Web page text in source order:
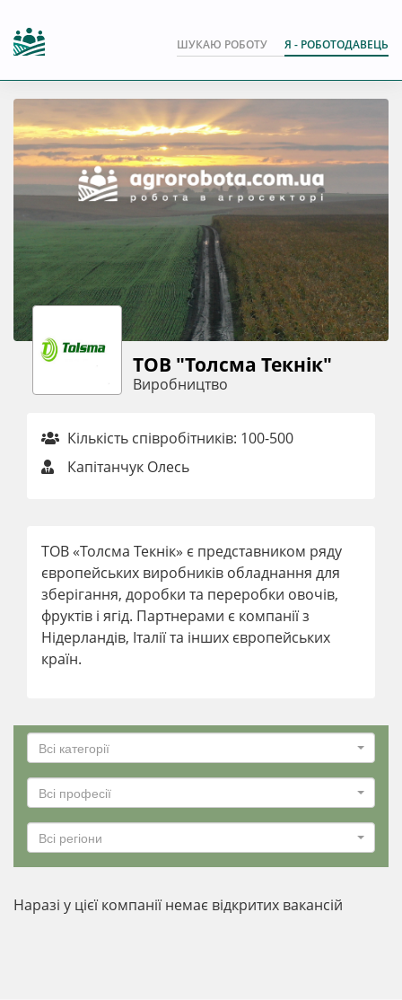
ШУКАЮ РОБОТУ Я - РОБОТОДАВЕЦЬ
ТОВ "Толсма Текнік"
Виробництво
Кількість співробітників: 100-500
Капітанчук Олесь
ТОВ «Толсма Текнік» є представником ряду
європейських виробників обладнання для
зберігання, доробки та переробки овочів,
фруктів і ягід. Партнерами є компанії з
Нідерландів, Італії та інших європейських
країн.
Всі категорії
Всі професії
Всі регіони
Наразі у цієї компанії немає відкритих вакансій